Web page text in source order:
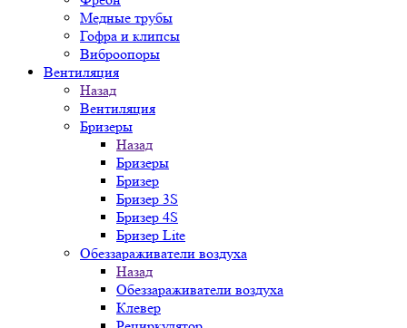
Медные трубы
Гофра и клипсы
Виброопоры
Вентиляция
Назад
Вентиляция
Бризеры
Назад
Бризеры
Бризер
Бризер 3S
Бризер 4S
Бризер Lite
Обеззараживатели воздуха
Назад
Обеззараживатели воздуха
Клевер